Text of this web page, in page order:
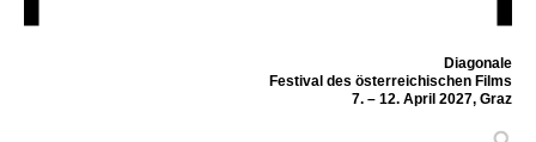
Diagonale
Festival des österreichischen Films
7. – 12. April 2027, Graz